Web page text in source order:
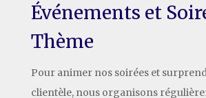
Événements et
Thème
Pour animer nos soirées et
clientèle, nous organisons